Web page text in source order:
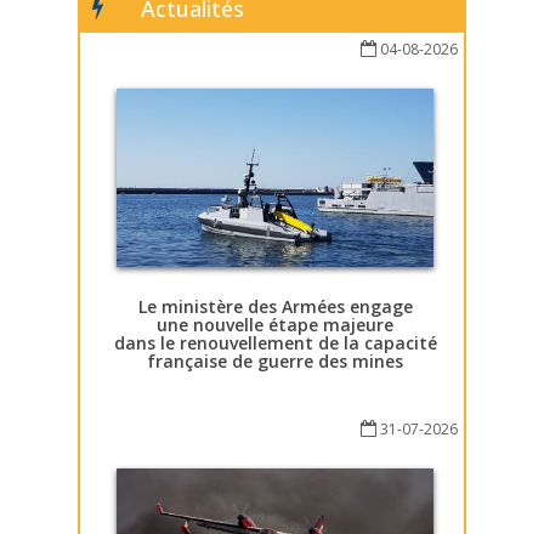
Actualités
04-08-2026
Le ministère des Armées engage
une nouvelle étape majeure
dans le renouvellement de la capacité
française de guerre des mines
31-07-2026